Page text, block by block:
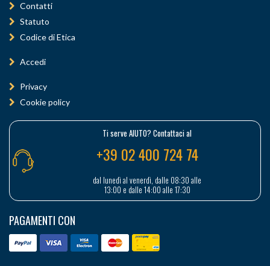
Contatti
Statuto
Codice di Etica
Accedi
Privacy
Cookie policy
Ti serve AIUTO? Contattaci al
+39 02 400 724 74
dal lunedì al venerdì, dalle 08:30 alle
13:00 e dalle 14:00 alle 17:30
PAGAMENTI CON